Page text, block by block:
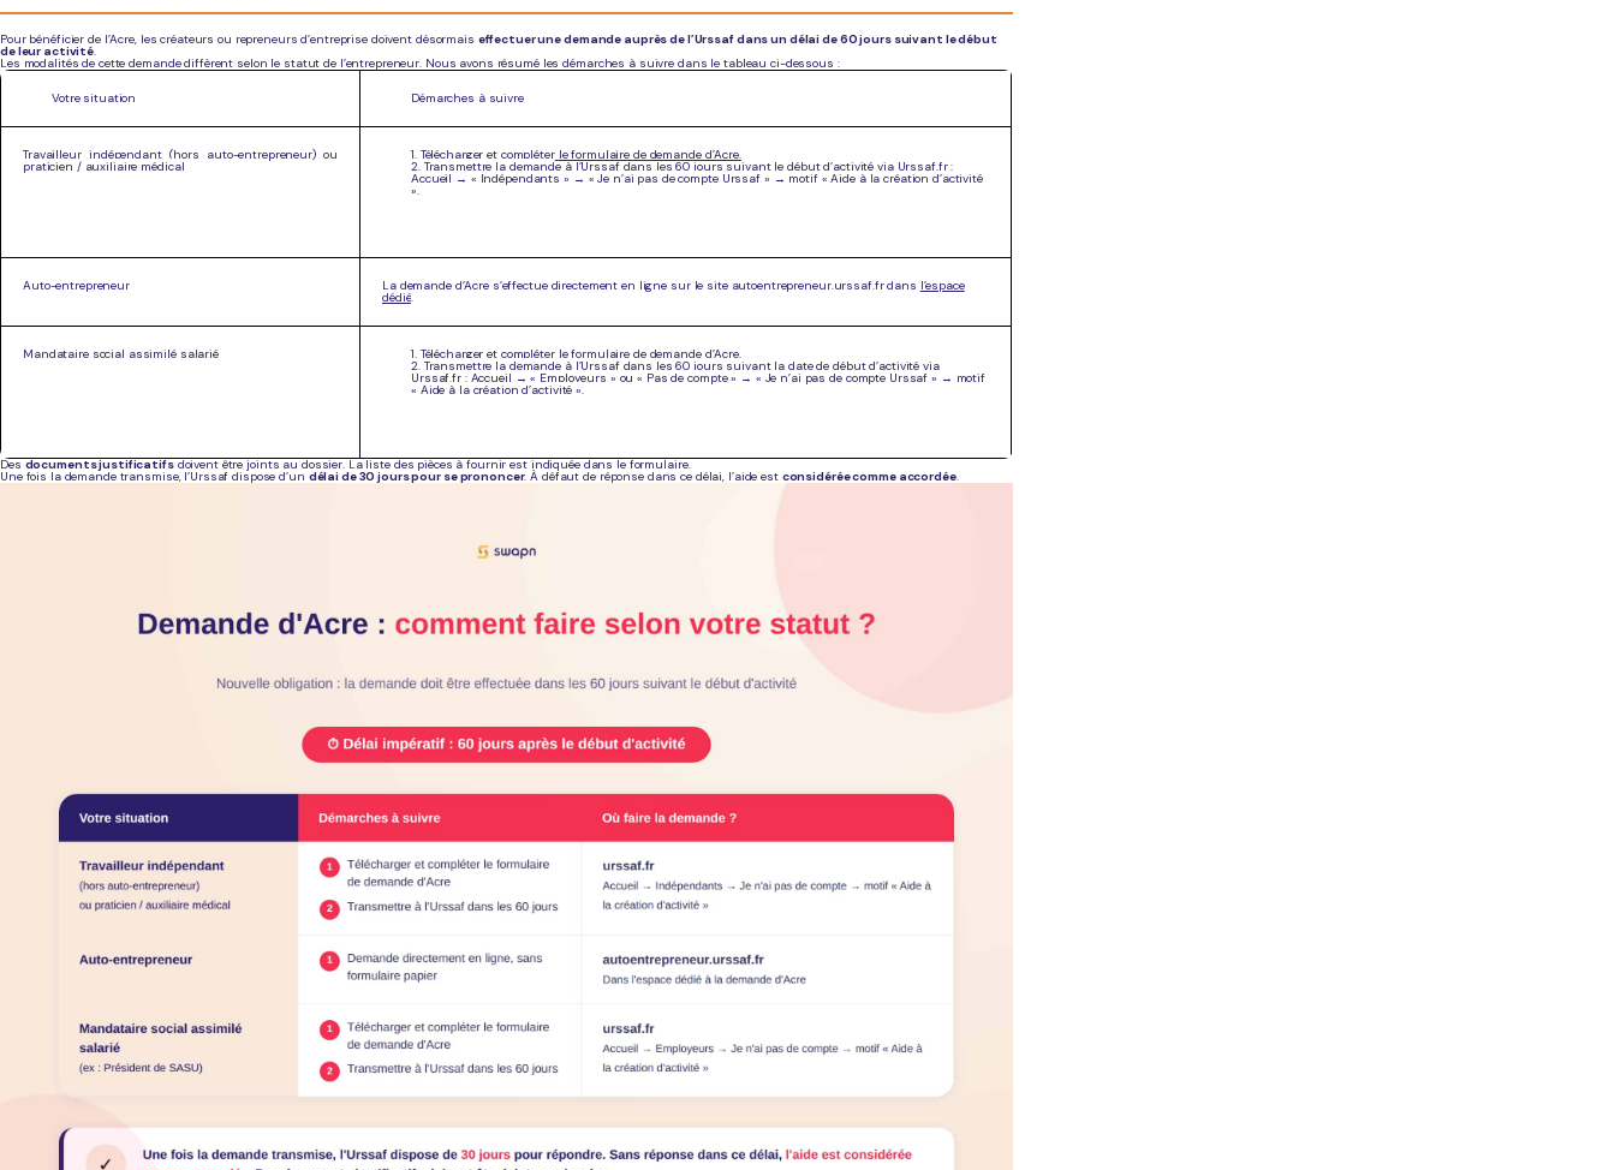
Pour bénéficier de l’Acre, les créateurs ou repreneurs d’entreprise doivent désormais effectuer une demande auprès de l’Urssaf dans un délai de 60 jours suivant le début
de leur activité.
Les modalités de cette demande diffèrent selon le statut de l’entrepreneur. Nous avons résumé les démarches à suivre dans le tableau ci-dessous :
Votre situation Démarches à suivre
Travailleur indépendant (hors auto-entrepreneur) ou
praticien / auxiliaire médical
1. Télécharger et compléter le formulaire de demande d’Acre.
2. Transmettre la demande à l’Urssaf dans les 60 jours suivant le début d’activité via Urssaf.fr :
Accueil → « Indépendants » → « Je n’ai pas de compte Urssaf » → motif « Aide à la création d’activité
».
Auto-entrepreneur La demande d’Acre s’effectue directement en ligne sur le site autoentrepreneur.urssaf.fr dans l’espace
dédié.
Mandataire social assimilé salarié 1. Télécharger et compléter le formulaire de demande d’Acre.
2. Transmettre la demande à l’Urssaf dans les 60 jours suivant la date de début d’activité via
Urssaf.fr : Accueil → « Employeurs » ou « Pas de compte » → « Je n’ai pas de compte Urssaf » → motif
« Aide à la création d’activité ».
Desdocuments justificatifsdoivent être joints au dossier. La liste des pièces à fournir est indiquée dans le formulaire.
Une fois la demande transmise, l’Urssaf dispose d’un délai de 30 jours pour se prononcer. À défaut de réponse dans ce délai, l’aide est considérée comme accordée.